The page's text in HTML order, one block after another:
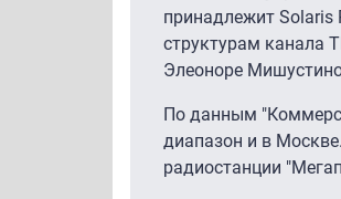
принадлежит Solaris
структурам канала
Элеоноре
По данным
диапазон и в
радиостанции